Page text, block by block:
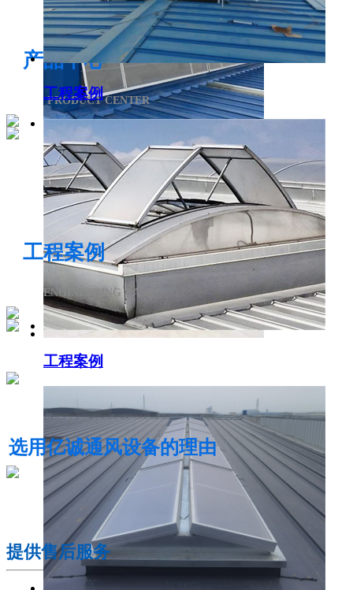
侧开型排烟天窗
电动采光排烟天窗
产品中心
PRODUCT CENTER
工程案例
工程案例
工程案例
ENGINEERING CASE
选用亿诚通风设备的理由
提供售后服务